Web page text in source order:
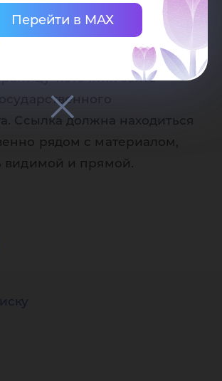
Перейти в MAX
университета
статей, только
(кликабельной)
источник сайта
Ссылка должна находиться
рядом с материалом,
видимой и прямой.